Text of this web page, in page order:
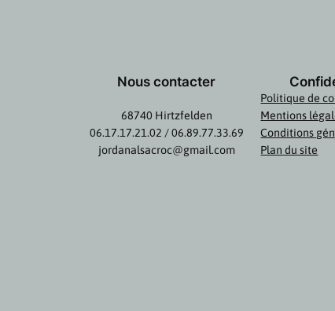
Nous contacter
68740 Hirtzfelden
06.17.17.21.02 / 06.89.77.33.69
jordanalsacroc@gmail.com
Politique de
Mentions
Conditions
Plan du site